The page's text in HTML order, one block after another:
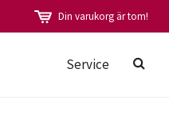
Din varukorg är tom!
Service